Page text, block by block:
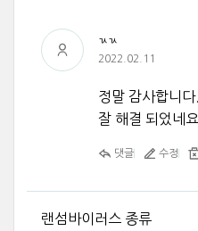
ㄳㄳ
2022.02.11
정말 감사합니다.
잘 해결 되었네요.
댓글 수정
랜섬바이러스 종류